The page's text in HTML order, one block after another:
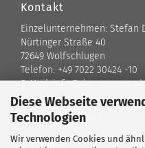
Diese Webseite
Technologien
Wir verwenden Cookies und
Kontakt
Einzelunternehmen: Stefan
Nürtinger Straße 40
72649 Wolfschlugen
Telefon: +49 7022 30424 -10
E-Mail: info@der-
Kontaktformular
Standort